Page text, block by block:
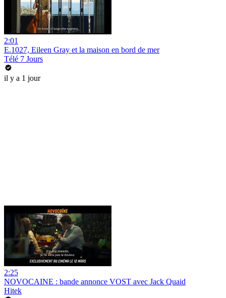
2:01
E.1027, Eileen Gray et la maison en bord de mer
Télé 7 Jours
il y a 1 jour
2:25
NOVOCAINE : bande annonce VOST avec Jack Quaid
Hitek